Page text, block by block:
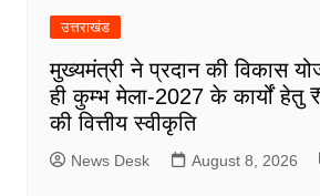
उत्तराखंड
मुख्यमंत्री ने प्रदान की विकास
ही कुम्भ मेला-2027 के कार्यों हेतु
की वित्तीय स्वीकृति
News Desk August 8, 2026